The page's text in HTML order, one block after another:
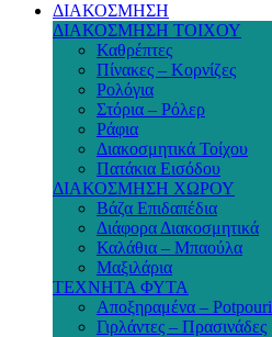
ΔΙΑΚΟΣΜΗΣΗ
ΔΙΑΚΟΣΜΗΣΗ ΤΟΙΧΟΥ
Καθρέπτες
Πίνακες – Κορνίζες
Ρολόγια
Στόρια – Ρόλερ
Ράφια
Διακοσμητικά Τοίχου
Πατάκια Εισόδου
ΔΙΑΚΟΣΜΗΣΗ ΧΩΡΟΥ
Βάζα Επιδαπέδια
Διάφορα Διακοσμητικά
Καλάθια – Μπαούλα
Μαξιλάρια
ΤΕΧΝΗΤΑ ΦΥΤΑ
Αποξηραμένα – Potpouri
Γιρλάντες – Πρασινάδες